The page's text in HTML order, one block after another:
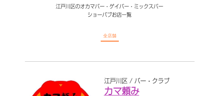
江戸川区のオカマバー・ゲイバー・ミックスバー
ショーパブお店一覧
全店舗
江戸川区 / バー・クラブ
カマ頼み